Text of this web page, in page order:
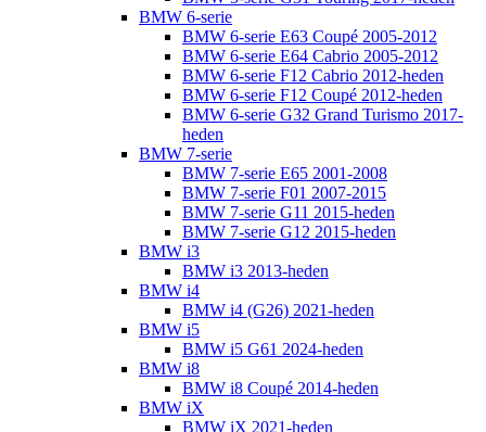
BMW 6-serie
BMW 6-serie E63 Coupé 2005-2012
BMW 6-serie E64 Cabrio 2005-2012
BMW 6-serie F12 Cabrio 2012-heden
BMW 6-serie F12 Coupé 2012-heden
BMW 6-serie G32 Grand Turismo 2017-
heden
BMW 7-serie
BMW 7-serie E65 2001-2008
BMW 7-serie F01 2007-2015
BMW 7-serie G11 2015-heden
BMW 7-serie G12 2015-heden
BMW i3
BMW i3 2013-heden
BMW i4
BMW i4 (G26) 2021-heden
BMW i5
BMW i5 G61 2024-heden
BMW i8
BMW i8 Coupé 2014-heden
BMW iX
BMW iX 2021-heden